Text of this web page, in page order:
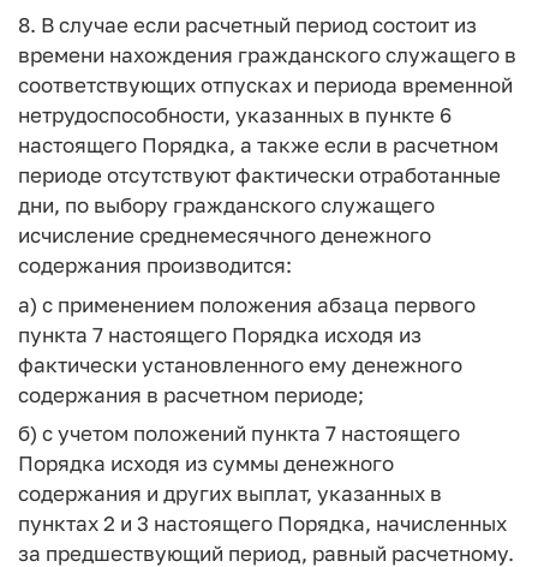
8. В случае если расчетный период состоит из
времени нахождения гражданского служащего в
соответствующих отпусках и периода временной
нетрудоспособности, указанных в пункте 6
настоящего Порядка, а также если в расчетном
периоде отсутствуют фактически отработанные
дни, по выбору гражданского служащего
исчисление среднемесячного денежного
содержания производится:
а) с применением положения абзаца первого
пункта 7 настоящего Порядка исходя из
фактически установленного ему денежного
содержания в расчетном периоде;
б) с учетом положений пункта 7 настоящего
Порядка исходя из суммы денежного
содержания и других выплат, указанных в
пунктах 2 и 3 настоящего Порядка, начисленных
за предшествующий период, равный расчетному.